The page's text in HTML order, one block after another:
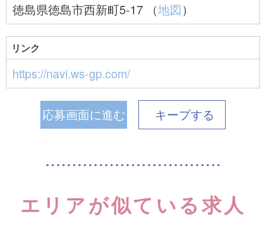
徳島県徳島市西新町5-17 （地図）
リンク
https://navi.ws-gp.com/
応募画面に進む キープする
エリアが似ている求人